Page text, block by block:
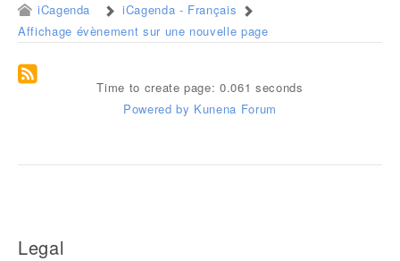
iCagenda
iCagenda - Français
Affichage évènement sur une nouvelle page
Time to create page: 0.061 seconds
Powered by Kunena Forum
Legal